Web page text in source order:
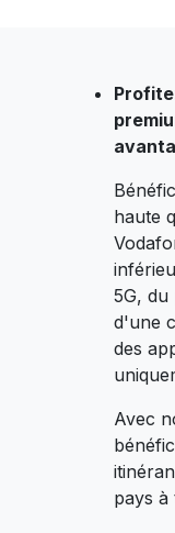
haute
5G, du
d'une
des
Avec
pays à